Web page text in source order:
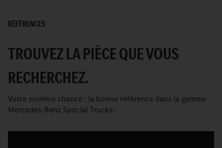
RÉFÉRENCES
TROUVEZ LA PIÈCE QUE VOUS
RECHERCHEZ.
Votre numéro chance : la bonne référence dans la gamme
Mercedes-Benz Special Trucks.